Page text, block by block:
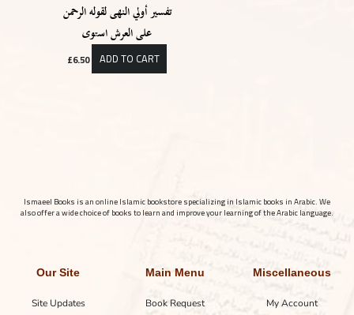
تفسير أولي النهى لقوله الرحمن
على العرش استوى
£6.50 ADD TO CART
Ismaeel Books is an online Islamic bookstore specializing in Islamic books in Arabic. We
also offer a wide choice of books to learn and improve your learning of the Arabic language.
Our Site
Site Updates
Main Menu
Book Request
Miscellaneous
My Account